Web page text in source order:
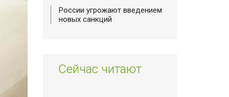
России угрожают введением
новых санкций
Сейчас читают